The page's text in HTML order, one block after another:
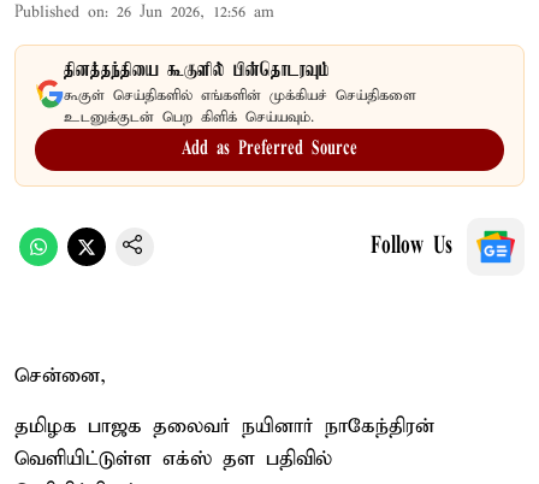
Published on: 26 Jun 2026, 12:56 am
தினத்தந்தியை கூகுளில் பின்தொடரவும்
கூகுள் செய்திகளில் எங்களின் முக்கியச் செய்திகளை
உடனுக்குடன் பெற கிளிக் செய்யவும்.
Add as Preferred Source
Follow Us
சென்னை,
தமிழக பாஜக தலைவர் நயினார் நாகேந்திரன்
வெளியிட்டுள்ள எக்ஸ் தள பதிவில்